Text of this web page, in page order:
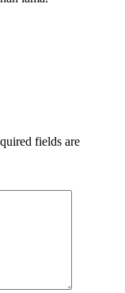
fields are